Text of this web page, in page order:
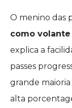
O menino das
como
explica a
passes
grande
alta